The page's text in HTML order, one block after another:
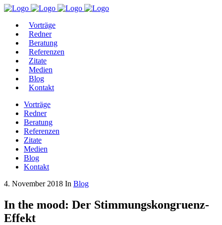
Vorträge
Redner
Beratung
Referenzen
Zitate
Medien
Blog
Kontakt
Vorträge
Redner
Beratung
Referenzen
Zitate
Medien
Blog
Kontakt
4. November 2018 In Blog
In the mood: Der Stimmungskongruenz-
Effekt